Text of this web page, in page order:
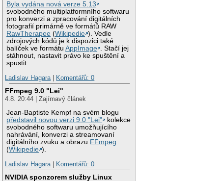
Byla vydána nová verze 5.13
svobodného multiplatformního softwaru
pro konverzi a zpracování digitálních
fotografií primárně ve formátů RAW
RawTherapee (Wikipedie ). Vedle
zdrojových kódů je k dispozici také
balíček ve formátuAppImage . Stačí jej
stáhnout, nastavit právo ke spuštění a
spustit.
Ladislav Hagara| Komentářů: 0
FFmpeg 9.0 "Lei"
4.8. 20:44 | Zajímavý článek
Jean-Baptiste Kempf na svém blogu
představil novou verzi 9.0 "Lei"
kolekce
svobodného softwaru umožňujícího
nahrávání, konverzi a streamovaní
digitálního zvuku a obrazu FFmpeg
(Wikipedie ).
Ladislav Hagara| Komentářů: 0
NVIDIA sponzorem služby Linux